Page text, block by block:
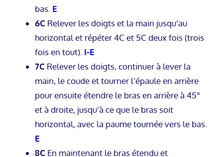
bas. E
6C Relever les doigts et la main jusqu’au
horizontal et répéter 4C et 5C deux fois (trois
fois en tout). I-E
7C Relever les doigts, continuer à lever la
main, le coude et tourner l’épaule en arrière
pour ensuite étendre le bras en arrière à 45°
et à droite, jusqu’à ce que le bras soit
horizontal, avec la paume tournée vers le bas.
E
8C En maintenant le bras étendu et